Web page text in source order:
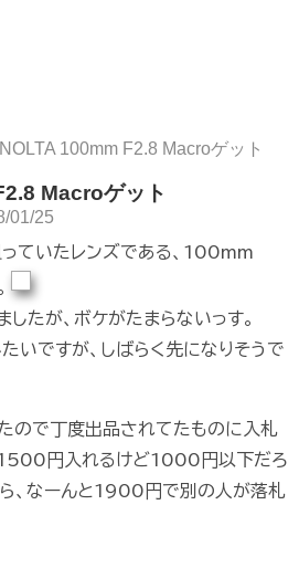
100mm F2.8 Macroゲット
Macroゲット
01/25
ていたレンズである、100mm
したが、ボケがたまらないっす。
いですが、しばらく先になりそうで
ので丁度出品されてたものに入札
1500円入れるけど1000円以下だろ
、なーんと1900円で別の人が落札